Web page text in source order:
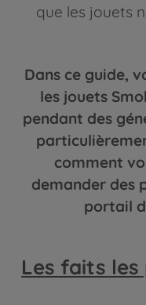
que les jouets
Dans ce guide,
les jouets
pendant des
comment
demander des
portail
Les faits